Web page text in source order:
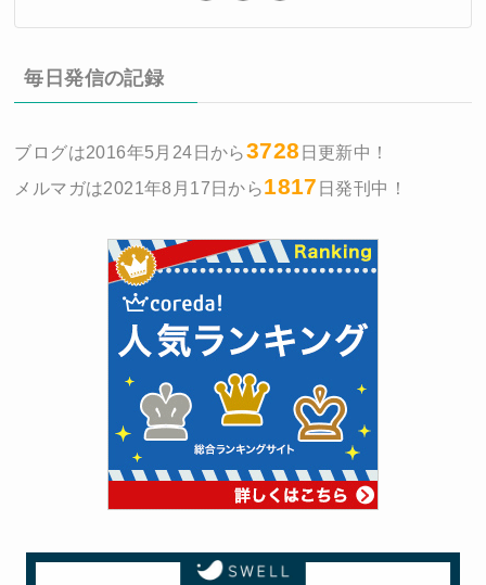
毎日発信の記録
ブログは2016年5月24日から3728 日更新中！
メルマガは2021年8月17日から1817 日発刊中！